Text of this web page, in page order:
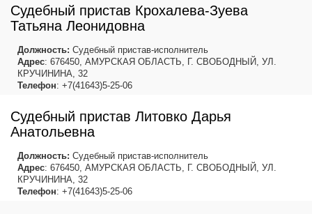
Судебный пристав Крохалева-Зуева
Татьяна Леонидовна
Должность: Судебный пристав-исполнитель
Адрес: 676450, АМУРСКАЯ ОБЛАСТЬ, Г. СВОБОДНЫЙ, УЛ.
КРУЧИНИНА, 32
Телефон: +7(41643)5-25-06
Судебный пристав Литовко Дарья
Анатольевна
Должность: Судебный пристав-исполнитель
Адрес: 676450, АМУРСКАЯ ОБЛАСТЬ, Г. СВОБОДНЫЙ, УЛ.
КРУЧИНИНА, 32
Телефон: +7(41643)5-25-06